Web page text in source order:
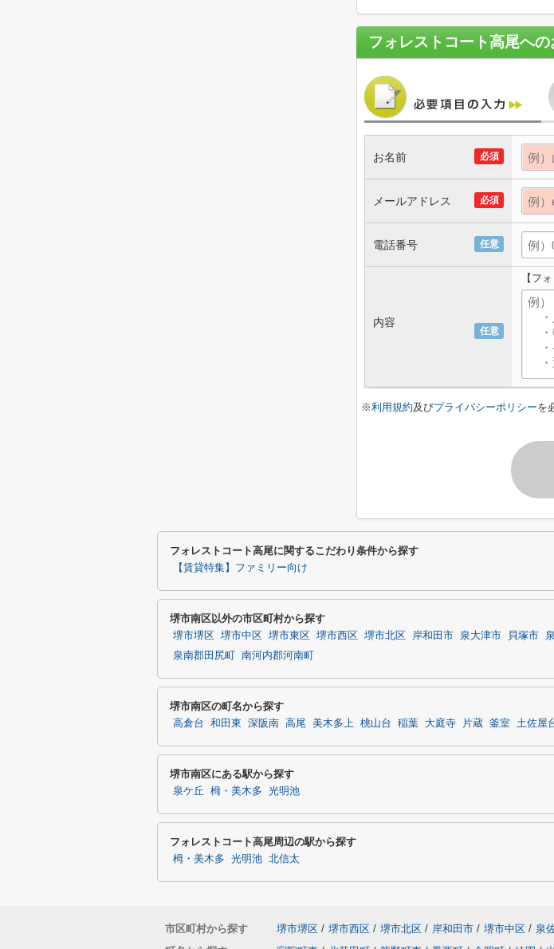
フォレストコート高尾への
必須
お名前
必須
メールアドレス
任意
電話番号
任意
内容
【フ
※利用規約及びプライバシーポリシーを
フォレストコート高尾に関するこだわり条件から探す
【賃貸特集】ファミリー向け
堺市南区以外の市区町村から探す
堺市堺区 堺市中区 堺市東区 堺市西区 堺市北区 岸和田市 泉大津市 貝塚市
泉南郡田尻町
南河内郡河南町
堺市南区の町名から探す
高倉台 和田東 深阪南 高尾 美木多上 桃山台 稲葉 大庭寺 片蔵 釜室 土佐屋
堺市南区にある駅から探す
泉ケ丘 栂・美木多 光明池
フォレストコート高尾周辺の駅から探す
栂・美木多 光明池 北信太
市区町村から探す 堺市堺区 / 堺市西区 / 堺市北区 / 岸和田市 / 堺市中区 / 泉